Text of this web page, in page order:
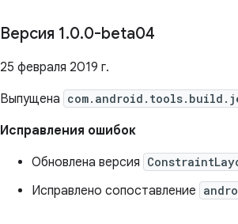
Версия 1.0.0-beta04
25 февраля 2019 г.
Выпущена
Исправления ошибок
Обновлена ​​версия
Исправлено сопоставление